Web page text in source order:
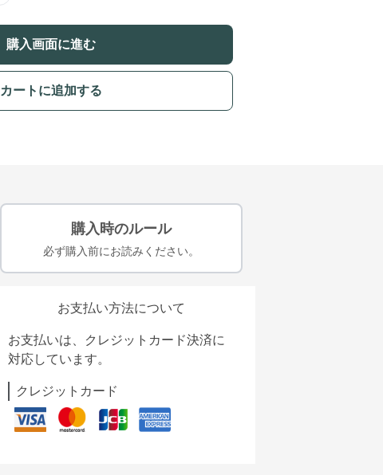
購入画面に進む
カートに追加する
購入時のルール
必ず購入前にお読みください。
お支払い方法について
お支払いは、クレジットカード決済に
対応しています。
クレジットカード